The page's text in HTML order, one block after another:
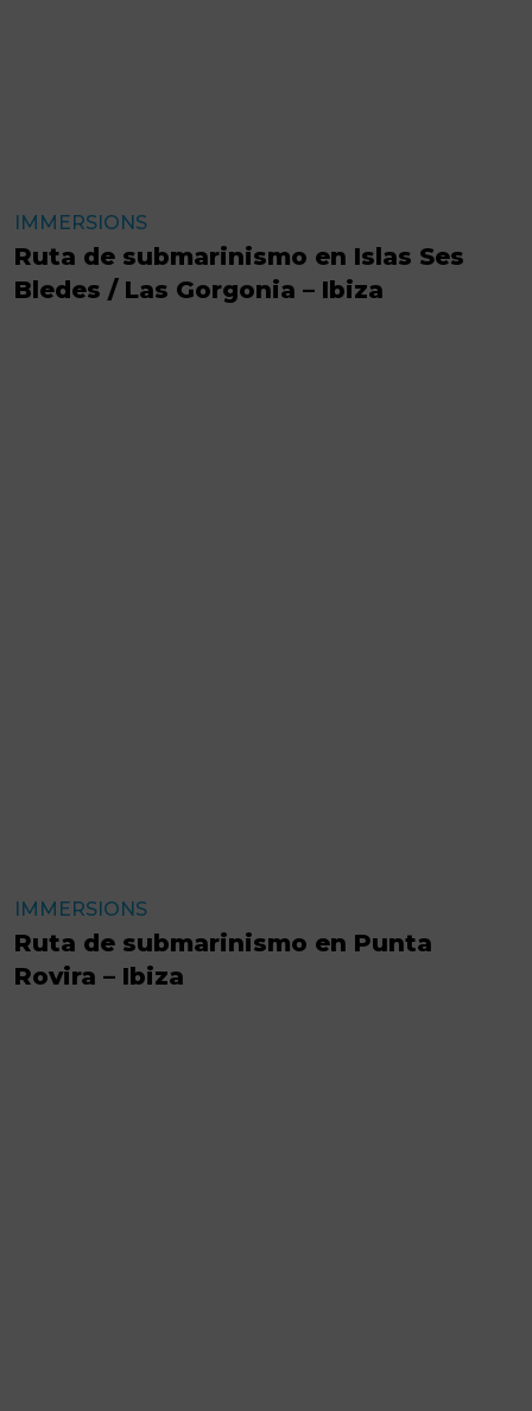
IMMERSIONS
Ruta de submarinismo en Islas Ses
Bledes / Las Gorgonia – Ibiza
IMMERSIONS
Ruta de submarinismo en Punta
Rovira – Ibiza